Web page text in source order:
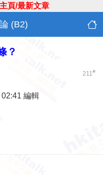
主頁/最新文章
(B2)
？
211#
編輯